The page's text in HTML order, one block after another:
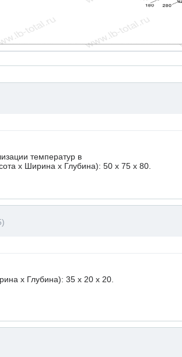
температур в
х Ширина х Глубина): 50 x 75 х 80.
х Глубина): 35 x 20 х 20.